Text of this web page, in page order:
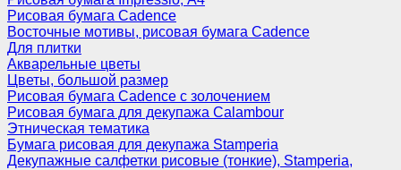
Рисовая бумага Cadence
Восточные мотивы, рисовая бумага Cadence
Для плитки
Акварельные цветы
Цветы, большой размер
Рисовая бумага Cadence c золочением
Рисовая бумага для декупажа Calambour
Этническая тематика
Бумага рисовая для декупажа Stamperia
Декупажные салфетки рисовые (тонкие), Stamperia,